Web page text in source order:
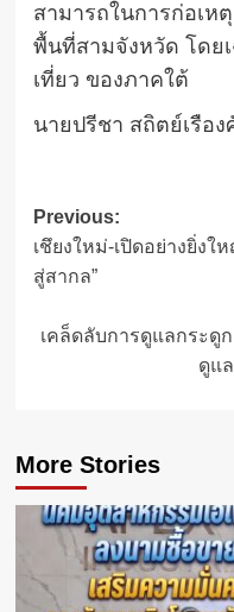
สามารถในการก่อเห
พื้นที่สามจังหวัด โดยเ
เที่ยว ของภาคใต้
นายปรีชา สถิตย์เรือ
Post
navigation
Previous:
เชึยงใหม่-เปิดอย่างยิ่ง
สู่สากล”
เคล็ดลับการดูแลกระดู
ดูแ
More Stories